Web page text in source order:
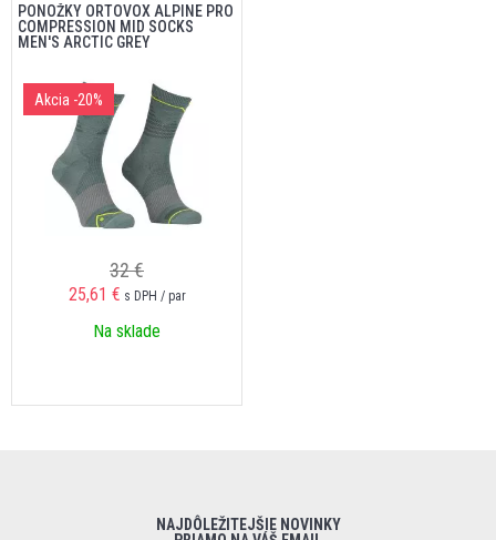
PONOŽKY ORTOVOX ALPINE PRO
COMPRESSION MID SOCKS
MEN'S ARCTIC GREY
Akcia -20%
32 €
25,61 € s DPH / par
Na sklade
NAJDÔLEŽITEJŠIE NOVINKY